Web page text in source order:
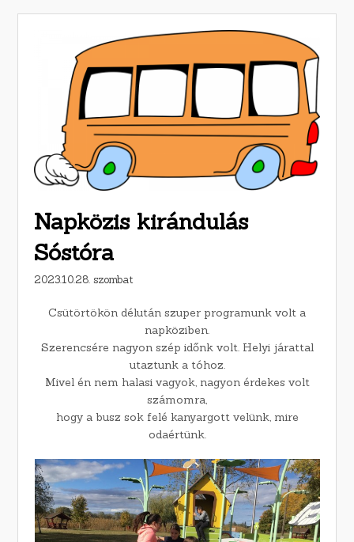
Napközis kirándulás
Sóstóra
2023.10.28. szombat
Csütörtökön délután szuper programunk volt a
napköziben.
Szerencsére nagyon szép időnk volt. Helyi járattal
utaztunk a tóhoz.
Mivel én nem halasi vagyok, nagyon érdekes volt
számomra,
hogy a busz sok felé kanyargott velünk, mire
odaértünk.